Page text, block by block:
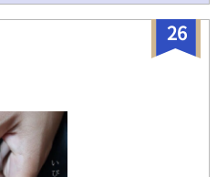
26